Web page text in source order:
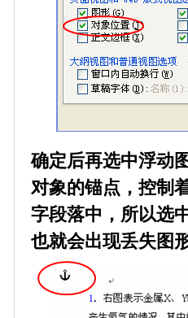
确定后再选中浮动
对象的锚点，控制
字段落中，所以选
也就会出现丢失图